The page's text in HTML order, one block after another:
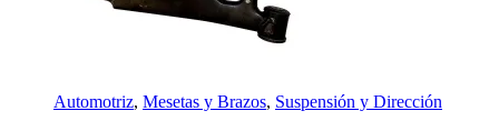
Automotriz, Mesetas y Brazos, Suspensión y Dirección